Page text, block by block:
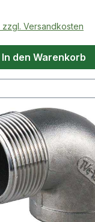
zzgl. Versandkosten
In den Warenkorb